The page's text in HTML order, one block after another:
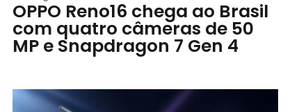
OPPO Reno16 chega ao Brasil
com quatro câmeras de 50
MP e Snapdragon 7 Gen 4